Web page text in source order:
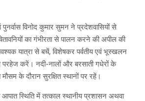
विनोद कुमार सुमन ने प्रदेशवासियों से
चेतावनियों का गंभीरता से पालन करने की अपील की
यात्रा से बचें, विशेषकर पर्वतीय एवं भूस्खलन
परहेज करें। नदी-नालों और बरसाती गधेरों के
के दौरान सुरक्षित स्थानों पर रहें।
आपात स्थिति में तत्काल स्थानीय प्रशासन अथवा